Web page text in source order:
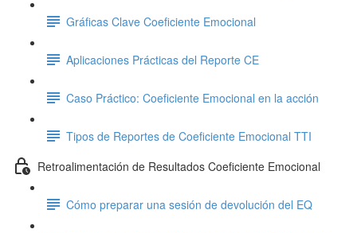
Gráficas Clave Coeficiente Emocional
Aplicaciones Prácticas del Reporte CE
Caso Práctico: Coeficiente Emocional en la acción
Tipos de Reportes de Coeficiente Emocional TTI
Retroalimentación de Resultados Coeficiente Emocional
Cómo preparar una sesión de devolución del EQ